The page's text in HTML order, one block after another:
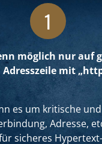
1
möglich nur auf
mit
es um kritische
Adresse,
sicheres Hypertext-